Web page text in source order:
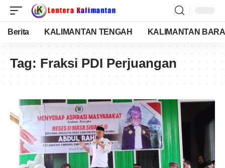
Berita KALIMANTAN TENGAH KALIMANTAN
Tag: Fraksi PDI Perjuangan